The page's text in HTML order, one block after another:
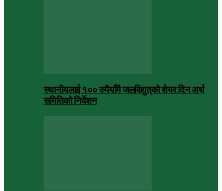
स्थानीयलाई १०० रुपैयाँमै जलविद्युत्‌को शेयर दिन अर्थ
समितिको निर्देशन